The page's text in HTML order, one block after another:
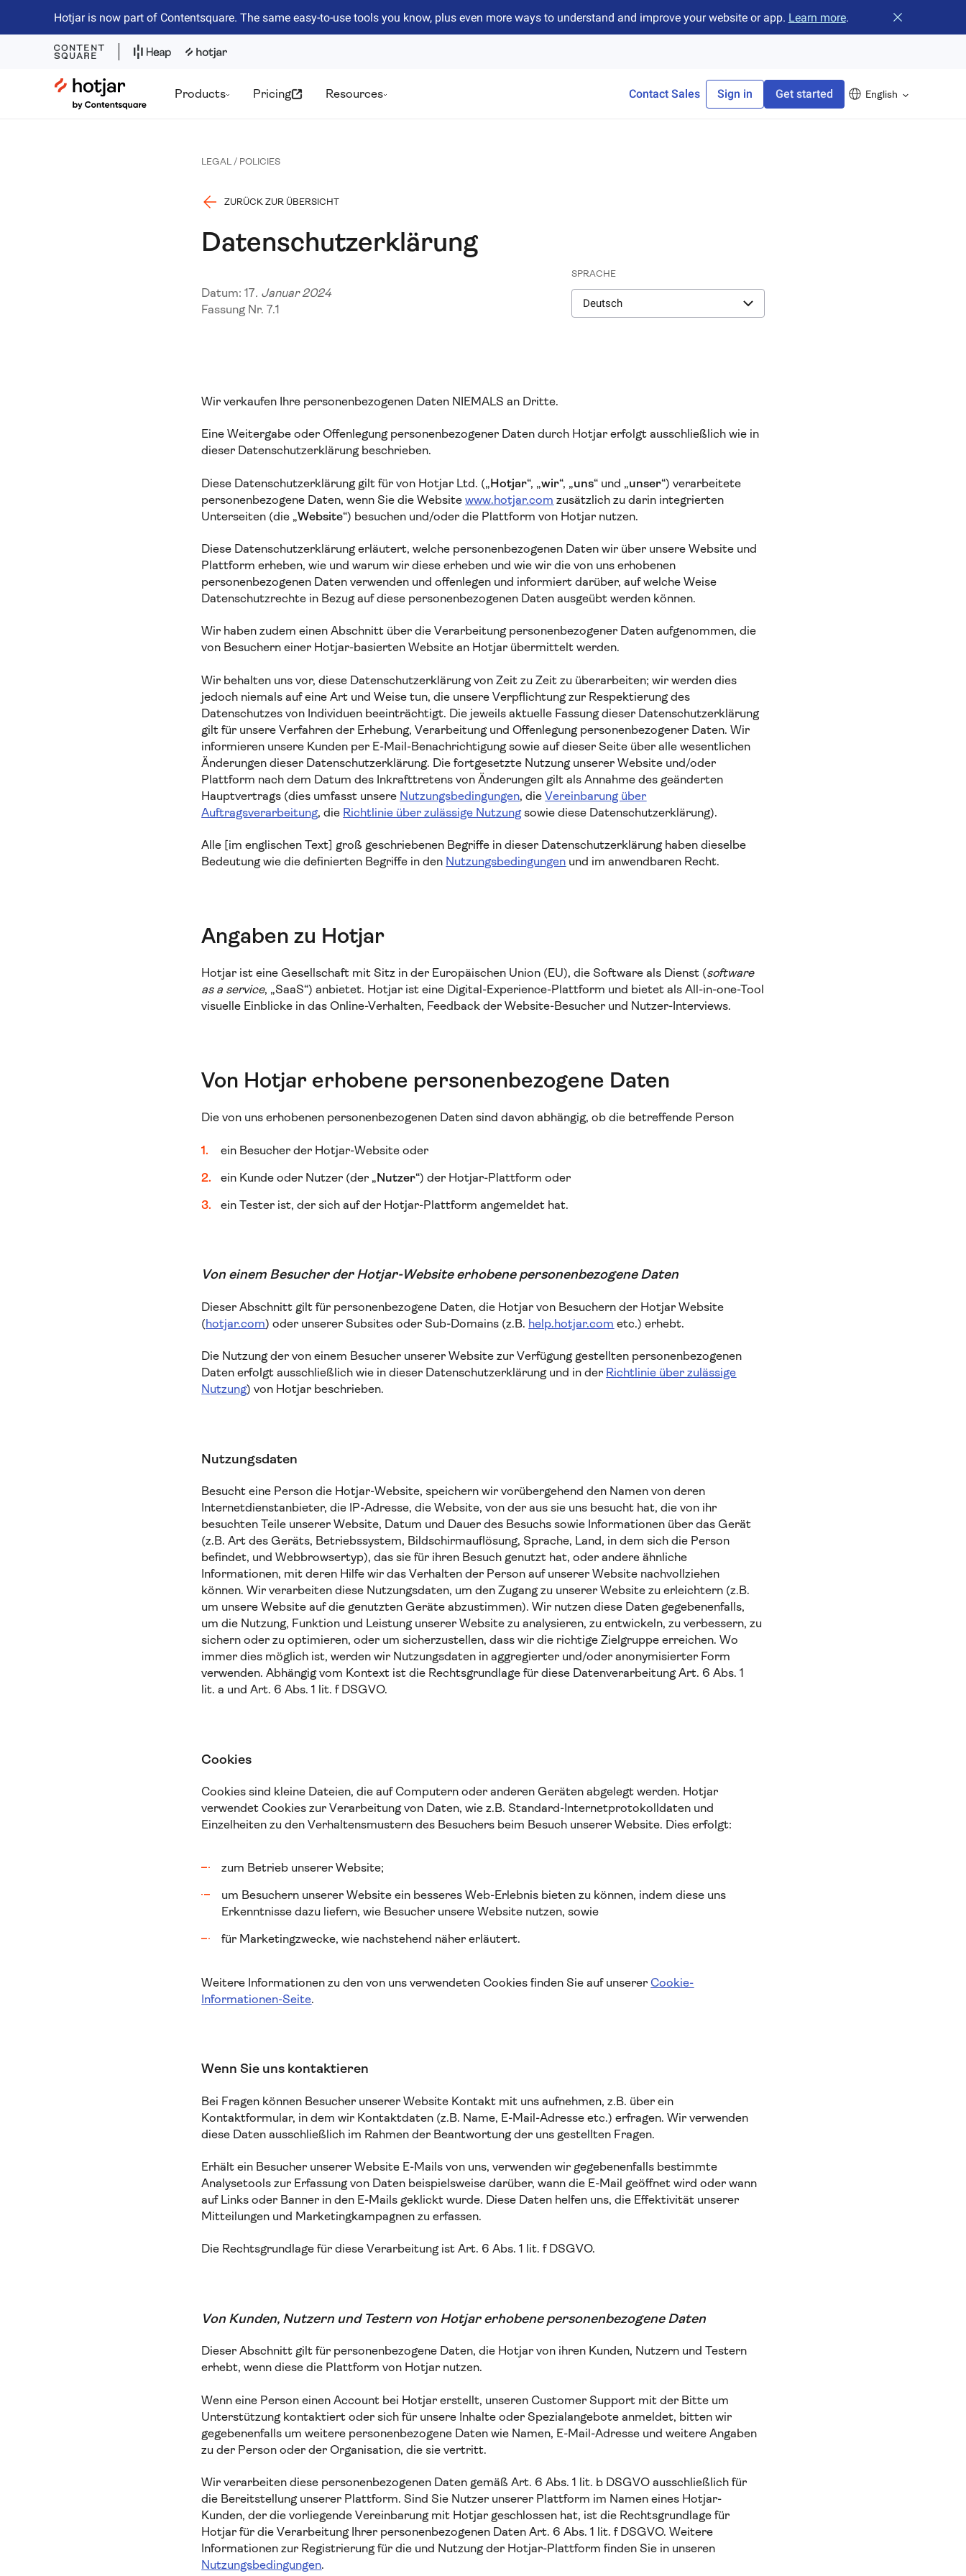
Hotjar is now part of Contentsquare. The same easy-to-use tools you know, plus even more ways to understand and improve your website or app. Learn more. Close banner
Hotjar Logo
Products Pricing Resources Contact Sales Sign in Get started English
LEGAL / POLICIES
ZURÜCK ZUR ÜBERSICHT
Datenschutzerklärung
Datum: 17. Januar 2024
Fassung Nr. 7.1
SPRACHE
Deutsch
Wir verkaufen Ihre personenbezogenen Daten NIEMALS an Dritte.
Eine Weitergabe oder Offenlegung personenbezogener Daten durch Hotjar erfolgt ausschließlich wie in
dieser Datenschutzerklärung beschrieben.
Diese Datenschutzerklärung gilt für von Hotjar Ltd. („Hotjar“, „wir“, „uns“ und „unser“) verarbeitete
personenbezogene Daten, wenn Sie die Websitewww.hotjar.com zusätzlich zu darin integrierten
Unterseiten (die „Website“) besuchen und/oder die Plattform von Hotjar nutzen.
Diese Datenschutzerklärung erläutert, welche personenbezogenen Daten wir über unsere Website und
Plattform erheben, wie und warum wir diese erheben und wie wir die von uns erhobenen
personenbezogenen Daten verwenden und offenlegen und informiert darüber, auf welche Weise
Datenschutzrechte in Bezug auf diese personenbezogenen Daten ausgeübt werden können.
Wir haben zudem einen Abschnitt über die Verarbeitung personenbezogener Daten aufgenommen, die
von Besuchern einer Hotjar-basierten Website an Hotjar übermittelt werden.
Wir behalten uns vor, diese Datenschutzerklärung von Zeit zu Zeit zu überarbeiten; wir werden dies
jedoch niemals auf eine Art und Weise tun, die unsere Verpflichtung zur Respektierung des
Datenschutzes von Individuen beeinträchtigt. Die jeweils aktuelle Fassung dieser Datenschutzerklärung
gilt für unsere Verfahren der Erhebung, Verarbeitung und Offenlegung personenbezogener Daten. Wir
informieren unsere Kunden per E-Mail-Benachrichtigung sowie auf dieser Seite über alle wesentlichen
Änderungen dieser Datenschutzerklärung. Die fortgesetzte Nutzung unserer Website und/oder
Plattform nach dem Datum des Inkrafttretens von Änderungen gilt als Annahme des geänderten
Hauptvertrags (dies umfasst unsere Nutzungsbedingungen, dieVereinbarung über
Auftragsverarbeitung, die Richtlinie über zulässige Nutzungsowie diese Datenschutzerklärung).
Alle [im englischen Text] groß geschriebenen Begriffe in dieser Datenschutzerklärung haben dieselbe
Bedeutung wie die definierten Begriffe in den Nutzungsbedingungen und im anwendbaren Recht.
Angaben zu Hotjar
Hotjar ist eine Gesellschaft mit Sitz in der Europäischen Union (EU), die Software als Dienst (software
as a service, „SaaS“) anbietet. Hotjar ist eine Digital-Experience-Plattform und bietet als All-in-one-Tool
visuelle Einblicke in das Online-Verhalten, Feedback der Website-Besucher und Nutzer-Interviews.
Von Hotjar erhobene personenbezogene Daten
Die von uns erhobenen personenbezogenen Daten sind davon abhängig, ob die betreffende Person
ein Besucher der Hotjar-Website oder
ein Kunde oder Nutzer (der „Nutzer“) der Hotjar-Plattform oder
ein Tester ist, der sich auf der Hotjar-Plattform angemeldet hat.
Von einem Besucher der Hotjar-Website erhobene personenbezogene Daten
Dieser Abschnitt gilt für personenbezogene Daten, die Hotjar von Besuchern der Hotjar Website
(hotjar.com) oder unserer Subsites oder Sub-Domains (z.B. help.hotjar.com etc.) erhebt.
Die Nutzung der von einem Besucher unserer Website zur Verfügung gestellten personenbezogenen
Daten erfolgt ausschließlich wie in dieser Datenschutzerklärung und in der Richtlinie über zulässige
Nutzung) von Hotjar beschrieben.
Nutzungsdaten
Besucht eine Person die Hotjar-Website, speichern wir vorübergehend den Namen von deren
Internetdienstanbieter, die IP-Adresse, die Website, von der aus sie uns besucht hat, die von ihr
besuchten Teile unserer Website, Datum und Dauer des Besuchs sowie Informationen über das Gerät
(z.B. Art des Geräts, Betriebssystem, Bildschirmauflösung, Sprache, Land, in dem sich die Person
befindet, und Webbrowsertyp), das sie für ihren Besuch genutzt hat, oder andere ähnliche
Informationen, mit deren Hilfe wir das Verhalten der Person auf unserer Website nachvollziehen
können. Wir verarbeiten diese Nutzungsdaten, um den Zugang zu unserer Website zu erleichtern (z.B.
um unsere Website auf die genutzten Geräte abzustimmen). Wir nutzen diese Daten gegebenenfalls,
um die Nutzung, Funktion und Leistung unserer Website zu analysieren, zu entwickeln, zu verbessern, zu
sichern oder zu optimieren, oder um sicherzustellen, dass wir die richtige Zielgruppe erreichen. Wo
immer dies möglich ist, werden wir Nutzungsdaten in aggregierter und/oder anonymisierter Form
verwenden. Abhängig vom Kontext ist die Rechtsgrundlage für diese Datenverarbeitung Art. 6 Abs. 1
lit. a und Art. 6 Abs. 1 lit. f DSGVO.
Cookies
Cookies sind kleine Dateien, die auf Computern oder anderen Geräten abgelegt werden. Hotjar
verwendet Cookies zur Verarbeitung von Daten, wie z.B. Standard-Internetprotokolldaten und
Einzelheiten zu den Verhaltensmustern des Besuchers beim Besuch unserer Website. Dies erfolgt:
zum Betrieb unserer Website;
um Besuchern unserer Website ein besseres Web-Erlebnis bieten zu können, indem diese uns
Erkenntnisse dazu liefern, wie Besucher unsere Website nutzen, sowie
für Marketingzwecke, wie nachstehend näher erläutert.
Weitere Informationen zu den von uns verwendeten Cookies finden Sie auf unserer Cookie-
Informationen-Seite.
Wenn Sie uns kontaktieren
Bei Fragen können Besucher unserer Website Kontakt mit uns aufnehmen, z.B. über ein
Kontaktformular, in dem wir Kontaktdaten (z.B. Name, E-Mail-Adresse etc.) erfragen. Wir verwenden
diese Daten ausschließlich im Rahmen der Beantwortung der uns gestellten Fragen.
Erhält ein Besucher unserer Website E-Mails von uns, verwenden wir gegebenenfalls bestimmte
Analysetools zur Erfassung von Daten beispielsweise darüber, wann die E-Mail geöffnet wird oder wann
auf Links oder Banner in den E-Mails geklickt wurde. Diese Daten helfen uns, die Effektivität unserer
Mitteilungen und Marketingkampagnen zu erfassen.
Die Rechtsgrundlage für diese Verarbeitung ist Art. 6 Abs. 1 lit. f DSGVO.
Von Kunden, Nutzern und Testern von Hotjar erhobene personenbezogene Daten
Dieser Abschnitt gilt für personenbezogene Daten, die Hotjar von ihren Kunden, Nutzern und Testern
erhebt, wenn diese die Plattform von Hotjar nutzen.
Wenn eine Person einen Account bei Hotjar erstellt, unseren Customer Support mit der Bitte um
Unterstützung kontaktiert oder sich für unsere Inhalte oder Spezialangebote anmeldet, bitten wir
gegebenenfalls um weitere personenbezogene Daten wie Namen, E-Mail-Adresse und weitere Angaben
zu der Person oder der Organisation, die sie vertritt.
Wir verarbeiten diese personenbezogenen Daten gemäß Art. 6 Abs. 1 lit. b DSGVO ausschließlich für
die Bereitstellung unserer Plattform. Sind Sie Nutzer unserer Plattform im Namen eines Hotjar-
Kunden, der die vorliegende Vereinbarung mit Hotjar geschlossen hat, ist die Rechtsgrundlage für
Hotjar für die Verarbeitung Ihrer personenbezogenen Daten Art. 6 Abs. 1 lit. f DSGVO. Weitere
Informationen zur Registrierung für die und Nutzung der Hotjar-Plattform finden Sie in unseren
Nutzungsbedingungen.